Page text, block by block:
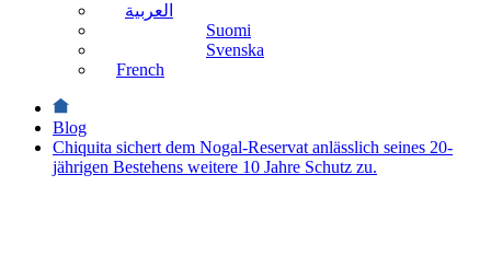
العربية
Suomi
Svenska
French
Blog
Chiquita sichert dem Nogal-Reservat anlässlich seines 20-
jährigen Bestehens weitere 10 Jahre Schutz zu.